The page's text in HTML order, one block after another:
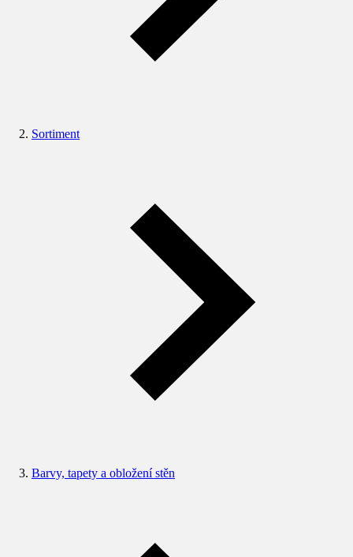
Sortiment
Barvy, tapety a obložení stěn